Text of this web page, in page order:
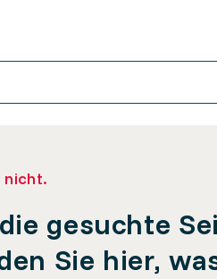
nicht.
gesuchte
Sie hier,